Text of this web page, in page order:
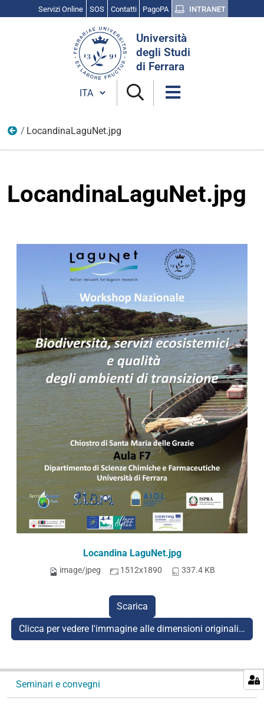
Servizi Online SOS Contatti PagoPA INTRANET
Università
degli Studi
di Ferrara
Cambia lingua
Giugno
LocandinaLaguNet.jpg
LocandinaLaguNet.jpg
Locandina LaguNet.jpg
image/jpeg 1512x1890 337.4 KB
Scarica
Clicca per vedere l'immagine alle dimensioni originali…
Seminari e convegni